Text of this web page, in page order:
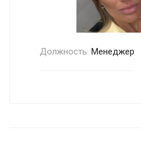
Должность: Менеджер